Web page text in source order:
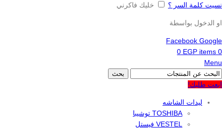
نسيت كلمة السر ؟ خليك فاكرني
او الدخول بواسطة
Facebook Google
0
items
0 EGP
Menu
بحث
ابعت طلبك!
ليدات الشاشه
TOSHIBA توشيبا
VESTEL فيستل